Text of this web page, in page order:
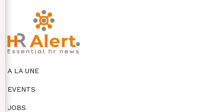
A LA UNE
EVENTS
JOBS